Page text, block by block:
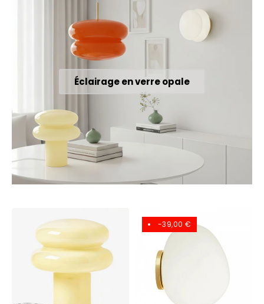
Éclairage en verre opale
-39,00 €